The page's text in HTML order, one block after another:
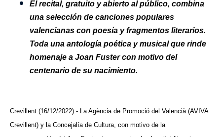
El recital, gratuito y abierto al público, combina
una selección de canciones populares
valencianas con poesía y fragmentos literarios.
Toda una antología poética y musical que rinde
homenaje a Joan Fuster con motivo del
centenario de su nacimiento.
Crevillent (16/12/2022).- La Agència de Promoció del Valencià (AVIVA
Crevillent) y la Concejalía de Cultura, con motivo de la